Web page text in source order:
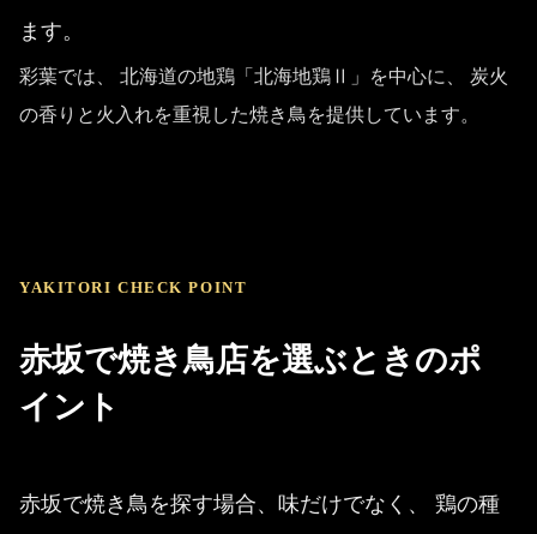
ます。
彩葉では、 北海道の地鶏「北海地鶏Ⅱ」を中心に、 炭火
の香りと火入れを重視した焼き鳥を提供しています。
YAKITORI CHECK POINT
赤坂で焼き鳥店を選ぶときのポ
イント
赤坂で焼き鳥を探す場合、味だけでなく、 鶏の種